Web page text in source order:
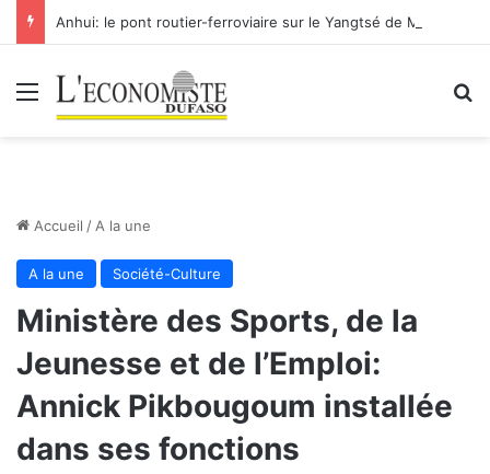
Menu
Accueil / A la une
A la une Société-Culture
Ministère des Sports, de la
Jeunesse et de l’Emploi:
Annick Pikbougoum installée
dans ses fonctions